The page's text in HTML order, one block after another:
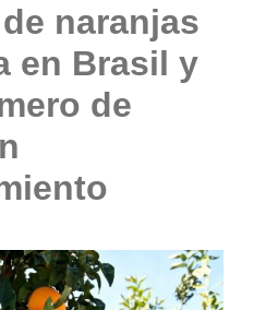
naranjas
en Brasil y
de